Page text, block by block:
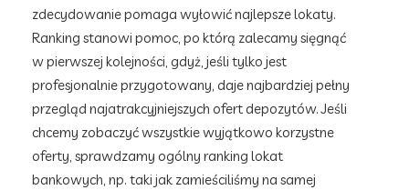
zdecydowanie pomaga wyłowić najlepsze lokaty.
Ranking stanowi pomoc, po którą zalecamy sięgnąć
w pierwszej kolejności, gdyż, jeśli tylko jest
profesjonalnie przygotowany, daje najbardziej pełny
przegląd najatrakcyjniejszych ofert depozytów. Jeśli
chcemy zobaczyć wszystkie wyjątkowo korzystne
oferty, sprawdzamy ogólny ranking lokat
bankowych, np. taki jak zamieściliśmy na samej